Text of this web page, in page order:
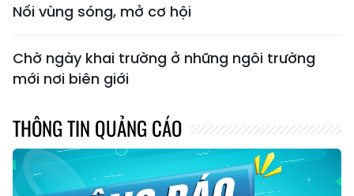
Nối vùng sóng, mở cơ hội
Chờ ngày khai trường ở những ngôi trường
mới nơi biên giới
THÔNG TIN QUẢNG CÁO